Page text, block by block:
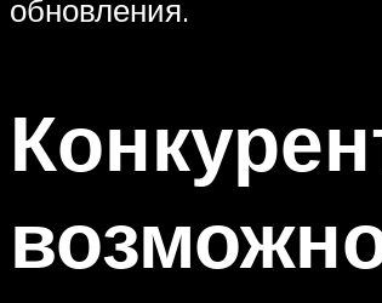
обновления.